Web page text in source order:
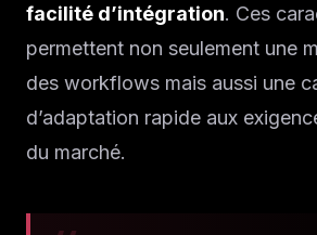
facilité d’intégration. Ces
permettent non seulement une
des workflows mais aussi une
d’adaptation rapide aux
du marché.